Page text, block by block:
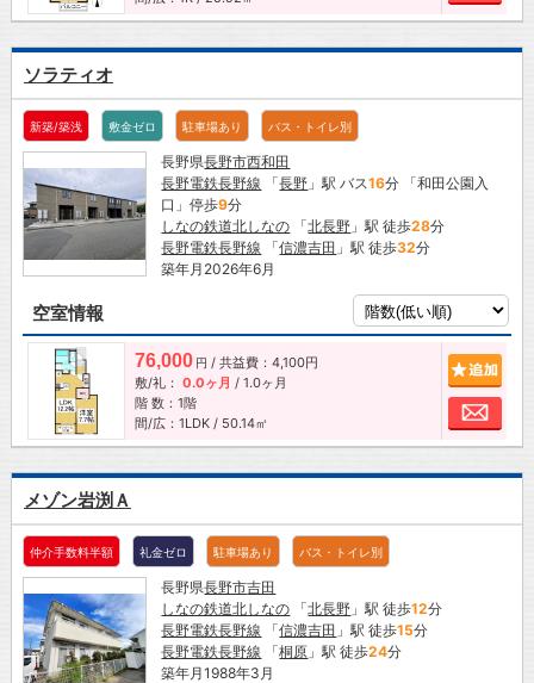
ソラティオ
新築/築浅 敷金ゼロ 駐車場あり バス・トイレ別
長野県長野市西和田
長野電鉄長野線 「長野 」駅 バス16分 「和田公園入
口」停歩9分
しなの鉄道北しなの 「北長野 」駅 徒歩28分
長野電鉄長野線 「信濃吉田 」駅 徒歩32分
築年月2026年6月
空室情報
76,000 円 / 共益費：4,100円
敷/礼： 0.0ヶ月 / 1.0ヶ月
階 数：1階
間/広：1LDK / 50.14㎡
お
メゾン岩渕Ａ
仲介手数料半額 礼金ゼロ 駐車場あり バス・トイレ別
長野県長野市吉田
しなの鉄道北しなの 「北長野 」駅 徒歩12分
長野電鉄長野線 「信濃吉田 」駅 徒歩15分
長野電鉄長野線 「桐原 」駅 徒歩24分
築年月1988年3月